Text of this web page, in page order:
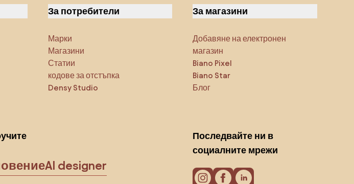
За потребители
Марки
Магазини
Статии
кодове за отстъпка
Densy Studio
За магазини
Добавяне на електронен
магазин
Biano Pixel
Biano Star
Блог
AI designer
Последвайте ни в
социалните мрежи